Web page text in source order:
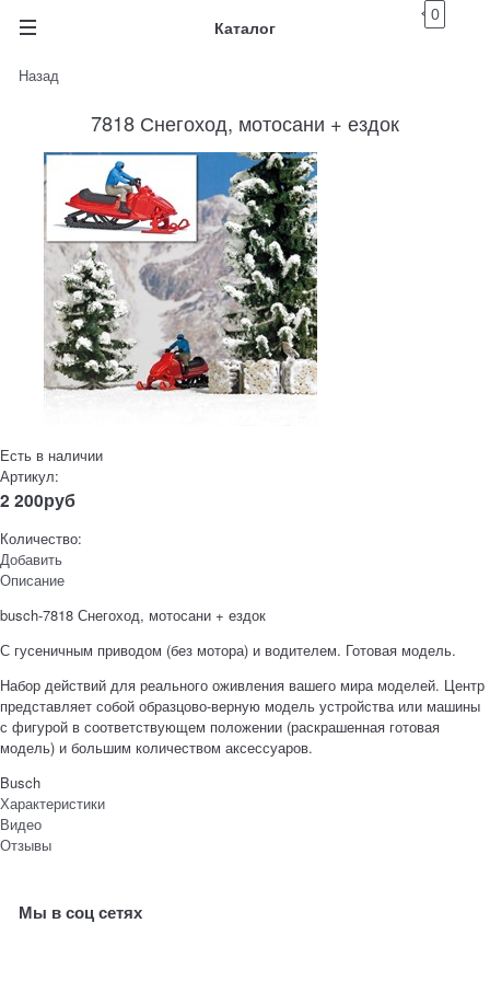
Каталог
0
Назад
7818 Снегоход, мотосани + ездок
Есть в наличии
Артикул:
2 200руб
Количество:
Добавить
Описание
busch-7818 Снегоход, мотосани + ездок
С гусеничным приводом (без мотора) и водителем. Готовая модель.
Набор действий для реального оживления вашего мира моделей. Центр
представляет собой образцово-верную модель устройства или машины
с фигурой в соответствующем положении (раскрашенная готовая
модель) и большим количеством аксессуаров.
Busch
Характеристики
Видео
Отзывы
Мы в соц сетях